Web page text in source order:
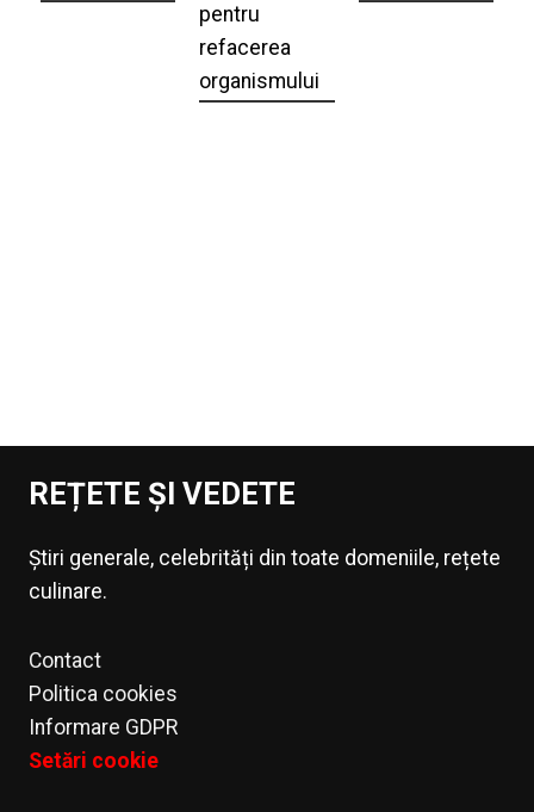
pentru
refacerea
organismului
REȚETE ȘI VEDETE
Știri generale, celebrități din toate domeniile, rețete
culinare.
Contact
Politica cookies
Informare GDPR
Setări cookie